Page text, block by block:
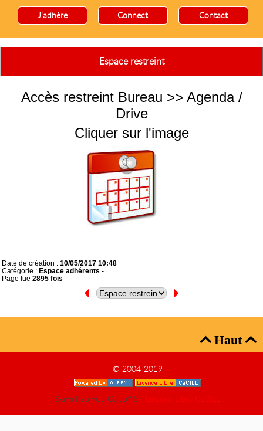
J'adhère Connect Contact
Espace restreint
Accès restreint Bureau >> Agenda /
Drive
Cliquer sur l'image
Date de création : 10/05/2017 10:48
Catégorie : Espace adhérents -
Page lue 2895 fois
Haut 
© 2004-2019
Skins Papinou GuppY 5 - Licence Libre CeCILL